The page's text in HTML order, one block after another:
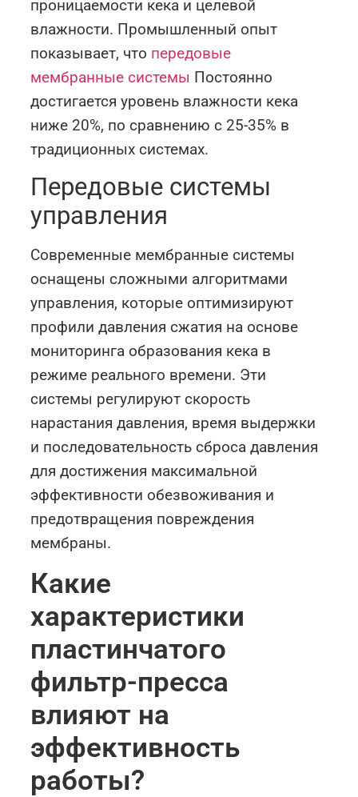
проницаемости кека и целевой
влажности. Промышленный опыт
показывает, что передовые
мембранные системы Постоянно
достигается уровень влажности кека
ниже 20%, по сравнению с 25-35% в
традиционных системах.
Передовые системы
управления
Современные мембранные системы
оснащены сложными алгоритмами
управления, которые оптимизируют
профили давления сжатия на основе
мониторинга образования кека в
режиме реального времени. Эти
системы регулируют скорость
нарастания давления, время выдержки
и последовательность сброса давления
для достижения максимальной
эффективности обезвоживания и
предотвращения повреждения
мембраны.
Какие
характеристики
пластинчатого
фильтр-пресса
влияют на
эффективность
работы?